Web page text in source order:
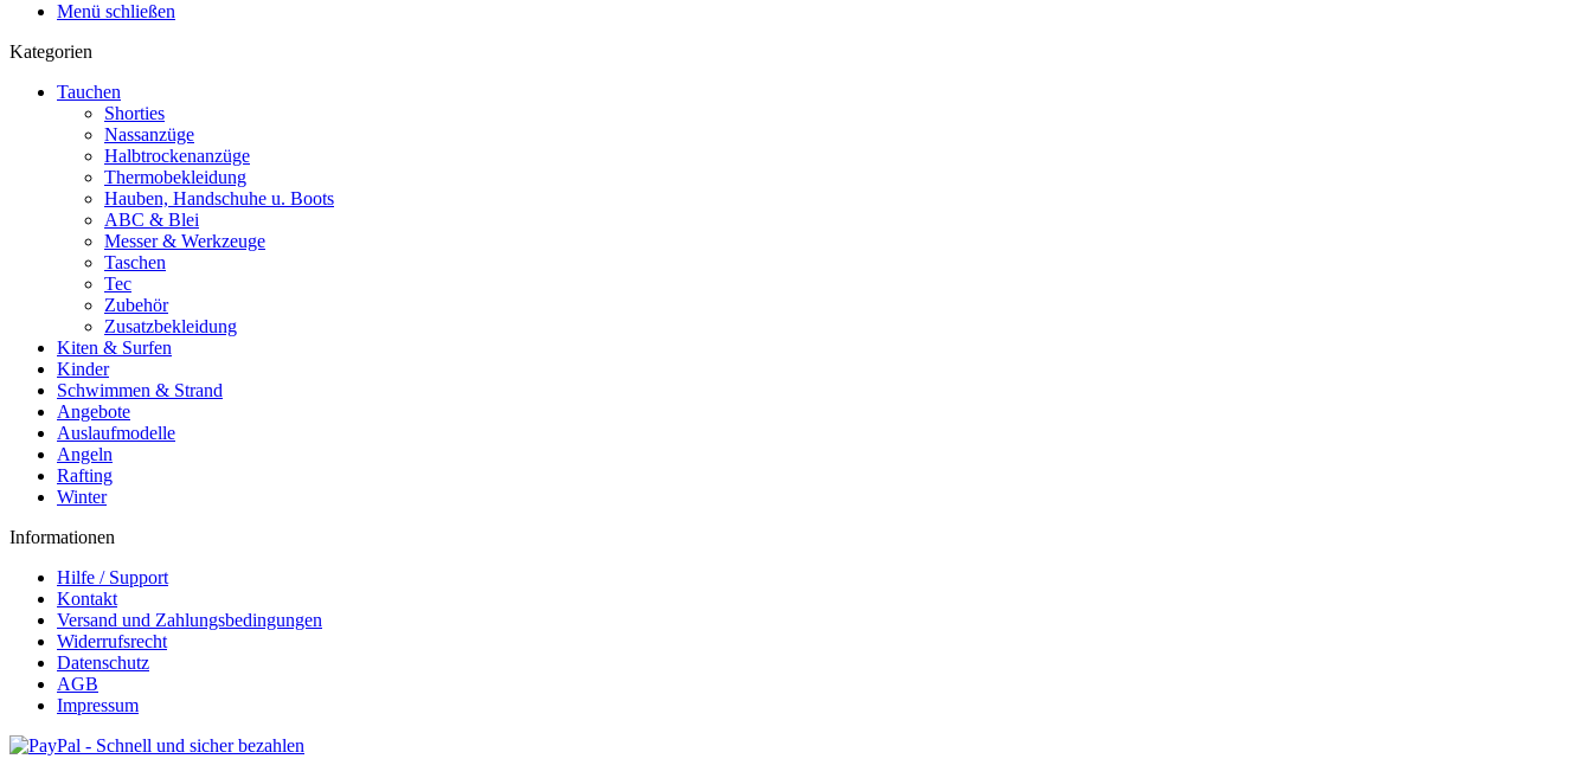
Menü schließen
Kategorien
Tauchen
Shorties
Nassanzüge
Halbtrockenanzüge
Thermobekleidung
Hauben, Handschuhe u. Boots
ABC & Blei
Messer & Werkzeuge
Taschen
Tec
Zubehör
Zusatzbekleidung
Kiten & Surfen
Kinder
Schwimmen & Strand
Angebote
Auslaufmodelle
Angeln
Rafting
Winter
Informationen
Hilfe / Support
Kontakt
Versand und Zahlungsbedingungen
Widerrufsrecht
Datenschutz
AGB
Impressum